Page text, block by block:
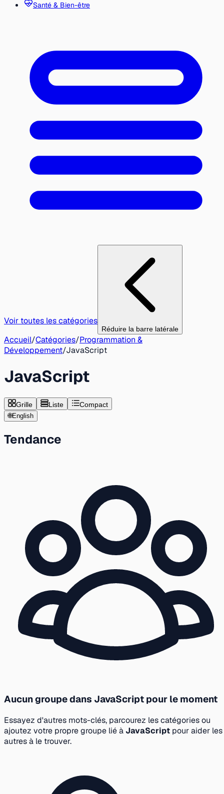
Santé & Bien-être
Voir toutes les catégories
Réduire la barre latérale
Accueil/Catégories/Programmation &
Développement/JavaScript
JavaScript
Grille Liste Compact
🌐English
Tendance
Aucun groupe dans JavaScript pour le moment
Essayez d'autres mots-clés, parcourez les catégories ou
ajoutez votre propre groupe lié àJavaScript pour aider les
autres à le trouver.